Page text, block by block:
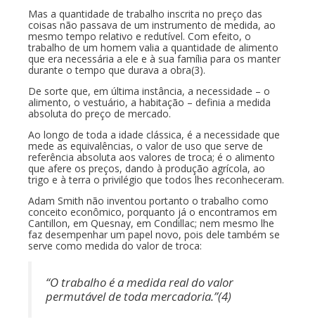
Mas a quantidade de trabalho inscrita no preço das
coisas não passava de um instrumento de medida, ao
mesmo tempo relativo e redutível. Com efeito, o
trabalho de um homem valia a quantidade de alimento
que era necessária a ele e à sua família para os manter
durante o tempo que durava a obra(3).
De sorte que, em última instância, a necessidade – o
alimento, o vestuário, a habitação – definia a medida
absoluta do preço de mercado.
Ao longo de toda a idade clássica, é a necessidade que
mede as equivalências, o valor de uso que serve de
referência absoluta aos valores de troca; é o alimento
que afere os preços, dando à produção agrícola, ao
trigo e à terra o privilégio que todos lhes reconheceram.
Adam Smith não inventou portanto o trabalho como
conceito econômico, porquanto já o encontramos em
Cantillon, em Quesnay, em Condillac; nem mesmo lhe
faz desempenhar um papel novo, pois dele também se
serve como medida do valor de troca:
“O trabalho é a medida real do valor
permutável de toda mercadoria.”(4)